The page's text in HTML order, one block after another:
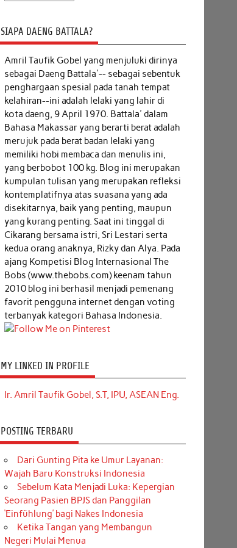
SIAPA DAENG BATTALA?
Amril Taufik Gobel yang menjuluki dirinya
sebagai Daeng Battala'-- sebagai sebentuk
penghargaan spesial pada tanah tempat
kelahiran--ini adalah lelaki yang lahir di
kota daeng, 9 April 1970. Battala' dalam
Bahasa Makassar yang berarti berat adalah
merujuk pada berat badan lelaki yang
memiliki hobi membaca dan menulis ini,
yang berbobot 100 kg. Blog ini merupakan
kumpulan tulisan yang merupakan refleksi
kontemplatifnya atas suasana yang ada
disekitarnya, baik yang penting, maupun
yang kurang penting. Saat ini tinggal di
Cikarang bersama istri, Sri Lestari serta
kedua orang anaknya, Rizky dan Alya. Pada
ajang Kompetisi Blog Internasional The
Bobs (www.thebobs.com) keenam tahun
2010 blog ini berhasil menjadi pemenang
favorit pengguna internet dengan voting
terbanyak kategori Bahasa Indonesia.
MY LINKED IN PROFILE
Ir. Amril Taufik Gobel, S.T, IPU, ASEAN Eng.
POSTING TERBARU
Dari Gunting Pita ke Umur Layanan:
Wajah Baru Konstruksi Indonesia
Sebelum Kata Menjadi Luka: Kepergian
Seorang Pasien BPJS dan Panggilan
‘Einfühlung’ bagi Nakes Indonesia
Ketika Tangan yang Membangun
Negeri Mulai Menua